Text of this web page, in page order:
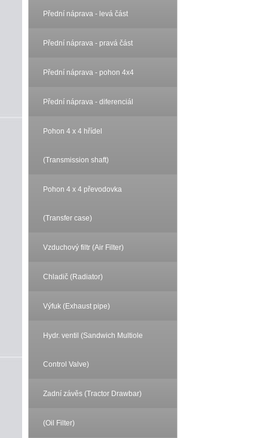
Přední náprava - levá část
Přední náprava - pravá část
Přední náprava - pohon 4x4
Přední náprava - diferenciál
Pohon 4 x 4 hřídel
(Transmission shaft)
Pohon 4 x 4 převodovka
(Transfer case)
Vzduchový filtr (Air Filter)
Chladič (Radiator)
Výfuk (Exhaust pipe)
Hydr. ventil (Sandwich Multiole
Control Valve)
Zadní závěs (Tractor Drawbar)
(Oil Filter)